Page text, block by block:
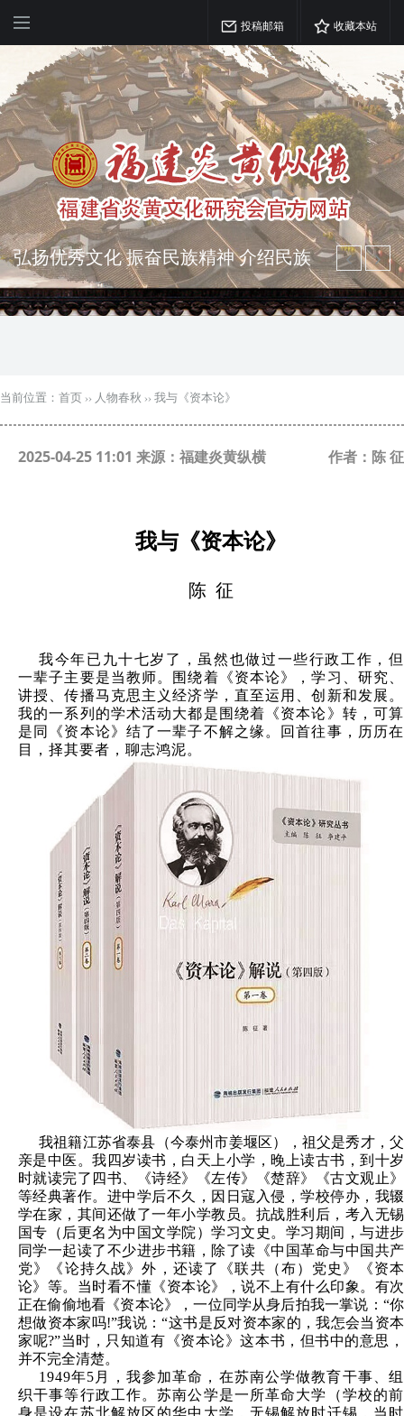
投稿邮箱 收藏本站
突出海西特色 报道台港澳侨 坚持古为
今用 力求雅俗共赏
弘扬优秀文化 振奋民族精神 介绍民族
当前位置： 首页 ›› 人物春秋 ›› 我与《资本论》
2025-04-25 11:01 来源：福建炎黄纵横 作者：陈 征
我与《资本论》
陈 征
我今年已九十七岁了，虽然也做过一些行政工作，但
一辈子主要是当教师。围绕着《资本论》，学习、研究、
讲授、传播马克思主义经济学，直至运用、创新和发展。
我的一系列的学术活动大都是围绕着《资本论》转，可算
是同《资本论》结了一辈子不解之缘。回首往事，历历在
目，择其要者，聊志鸿泥。
我祖籍江苏省泰县（今泰州市姜堰区），祖父是秀才，父
亲是中医。我四岁读书，白天上小学，晚上读古书，到十岁
时就读完了四书、《诗经》《左传》《楚辞》《古文观止》
等经典著作。进中学后不久，因日寇入侵，学校停办，我辍
学在家，其间还做了一年小学教员。抗战胜利后，考入无锡
国专（后更名为中国文学院）学习文史。学习期间，与进步
同学一起读了不少进步书籍，除了读《中国革命与中国共产
党》《论持久战》外，还读了《联共（布）党史》《资本
论》等。当时看不懂《资本论》，说不上有什么印象。有次
正在偷偷地看《资本论》，一位同学从身后拍我一掌说：“你
想做资本家吗!”我说：“这书是反对资本家的，我怎会当资本
家呢?”当时，只知道有《资本论》这本书，但书中的意思，
并不完全清楚。
1949年5月，我参加革命，在苏南公学做教育干事、组
织干事等行政工作。苏南公学是一所革命大学（学校的前